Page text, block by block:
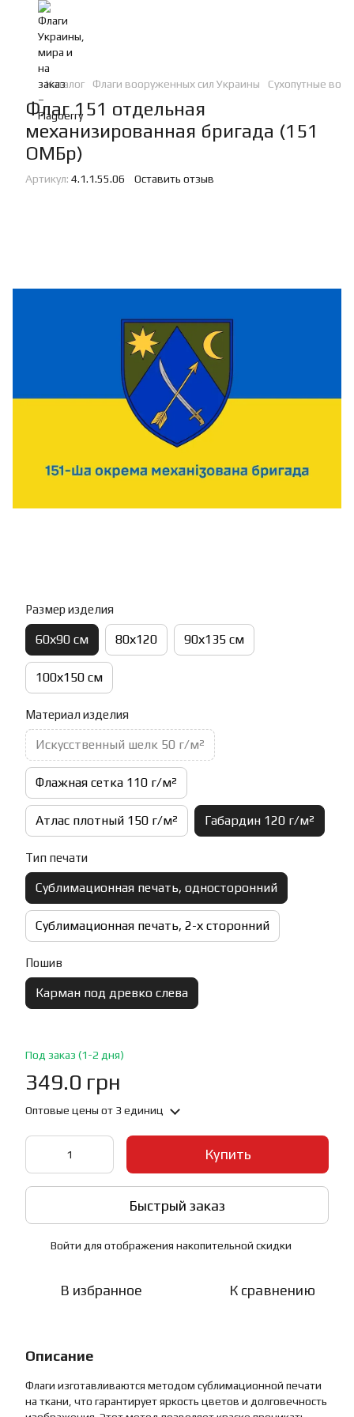
Каталог Флаги вооруженных сил Украины Сухопутные
Флаг 151 отдельная
механизированная бригада (151
ОМБр)
Артикул: 4.1.1.55.06 Оставить отзыв
Размер изделия
60х90 см 80х120 90х135 см
100х150 см
Материал изделия
Искусственный шелк 50 г/м²
Флажная сетка 110 г/м²
Атлас плотный 150 г/м² Габардин 120 г/м²
Тип печати
Сублимационная печать, односторонний
Сублимационная печать, 2-х сторонний
Пошив
Карман под древко слева
Под заказ (1-2 дня)
349.0 грн
Оптовые цены от 3 единиц
Купить
Быстрый заказ
Войти для отображения накопительной скидки
В избранное К сравнению
Описание
Флаги изготавливаются методом сублимационной печати
на ткани, что гарантирует яркость цветов и долговечность